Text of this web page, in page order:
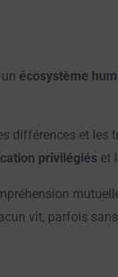
écosystème
différences et les
privilégiéset
vit, parfois